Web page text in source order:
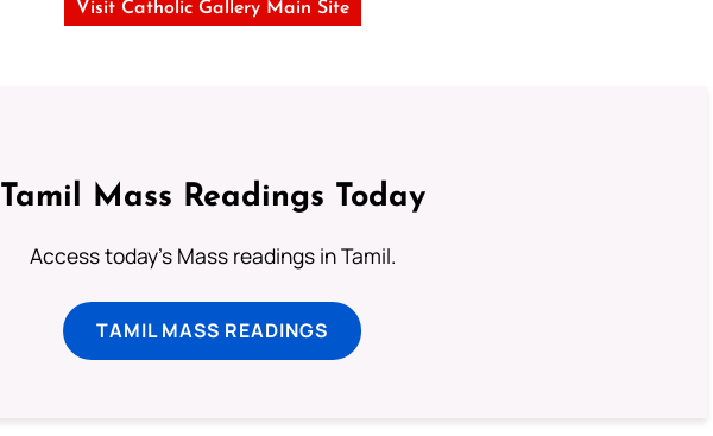
Visit Catholic Gallery Main Site
Tamil Mass Readings Today
Access today's Mass readings in Tamil.
TAMIL MASS READINGS